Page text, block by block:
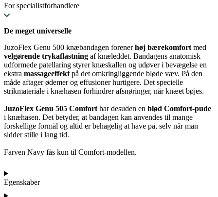
For specialistforhandlere
De meget universelle
JuzoFlex Genu 500 knæbandagen forenerhøj bærekomfort med
velgørende trykaflastning af knæleddet. Bandagens anatomisk
udformede patellaring styrer knæskallen og udøver i bevægelse en
ekstra massageeffekt på det omkringliggende bløde væv. På den
måde aftager ødemer og effusioner hurtigere. Det specielle
strikmateriale i knæhasen forhindrer afsnøringer, når knæet bøjes.
JuzoFlex Genu 505 Comfort har desuden en blød Comfort-pude
i knæhasen. Det betyder, at bandagen kan anvendes til mange
forskellige formål og altid er behagelig at have på, selv når man
sidder stille i lang tid.
Farven Navy fås kun til Comfort-modellen.
Egenskaber